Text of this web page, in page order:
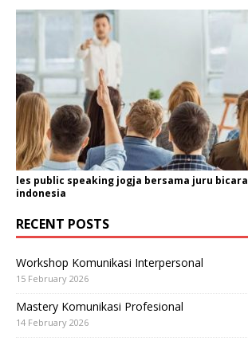
les public speaking jogja bersama juru bicara
indonesia
RECENT POSTS
Workshop Komunikasi Interpersonal
15 February 2026
Mastery Komunikasi Profesional
14 February 2026